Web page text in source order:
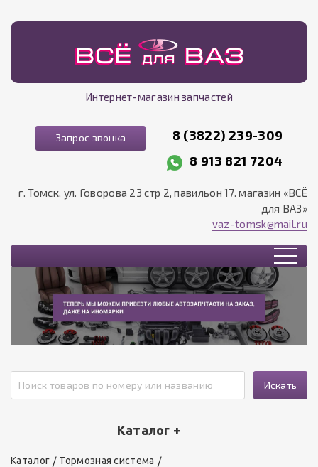
Интернет-магазин запчастей
Запрос звонка
8 (3822) 239-309
8 913 821 7204
г. Томск, ул. Говорова 23 стр 2, павильон 17. магазин «ВСЁ
для ВАЗ»
vaz-tomsk@mail.ru
Искать
Каталог +
Каталог
Тормозная система